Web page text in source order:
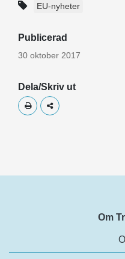
EU-nyheter
Publicerad
30 oktober 2017
Dela/Skriv ut
Skriv utDela
Om